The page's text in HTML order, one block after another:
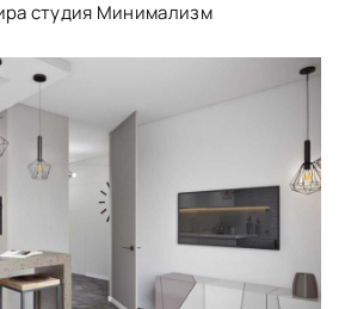
студия Минимализм